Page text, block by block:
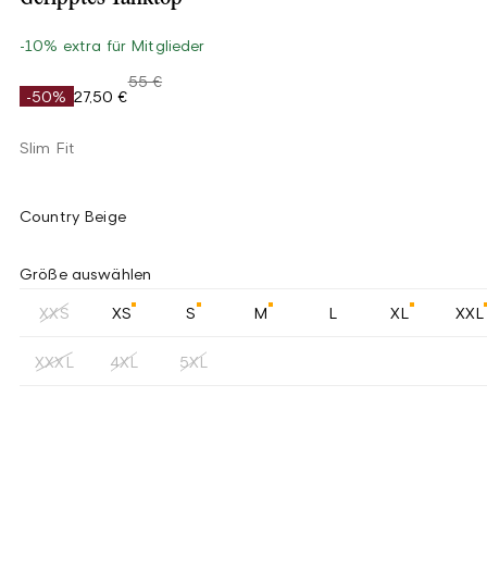
-10% extra für Mitglieder
-50% 27,50 €
55 €
Slim Fit
Country Beige
Größe auswählen
XXS XS S M L XL XXL
XXXL 4XL 5XL